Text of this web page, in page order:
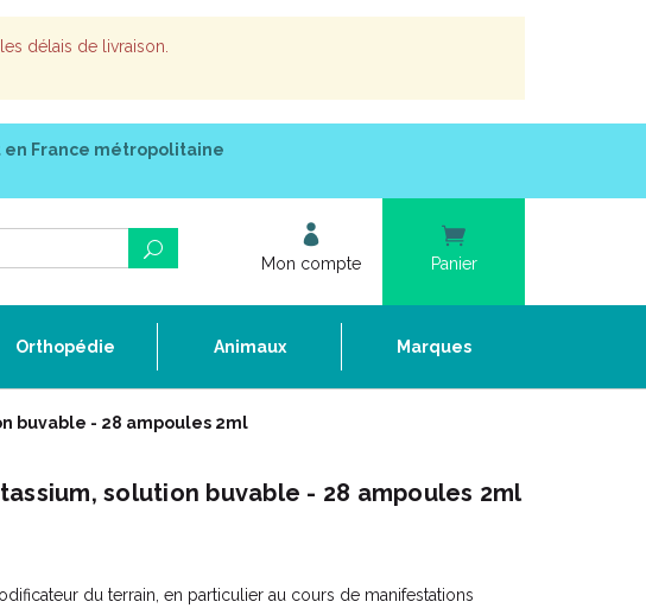
délais de livraison.
France métropolitaine
Mon compte Panier
Orthopédie Animaux Marques
buvable - 28 ampoules 2ml
solution buvable - 28 ampoules 2ml
du terrain, en particulier au cours de manifestations